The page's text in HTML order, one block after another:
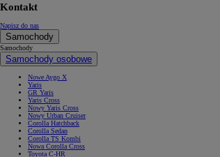
Kontakt
Napisz do nas
Samochody
Samochody
Samochody osobowe
Nowe Aygo X
Yaris
GR Yaris
Yaris Cross
Nowy Yaris Cross
Nowy Urban Cruiser
Corolla Hatchback
Corolla Sedan
Corolla TS Kombi
Nowa Corolla Cross
Toyota C-HR